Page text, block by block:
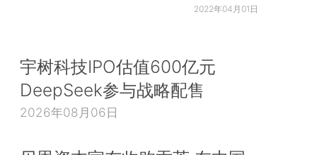
2022年04月01日
宇树科技IPO估值600亿元
DeepSeek参与战略配售
2026年08月06日